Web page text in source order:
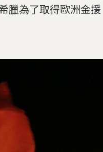
臘為了取得歐洲金